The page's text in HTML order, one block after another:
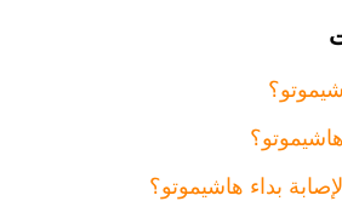
بداء هاشيموتو؟